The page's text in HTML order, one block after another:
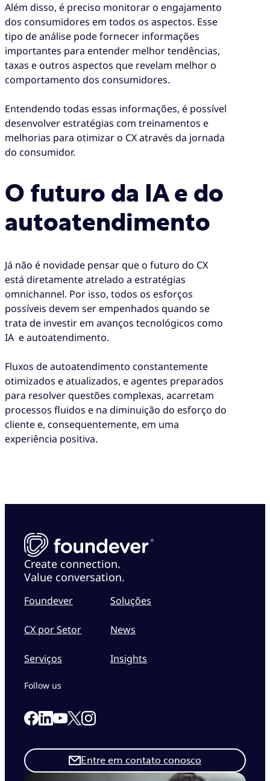
Além disso, é preciso monitorar o engajamento
dos consumidores em todos os aspectos. Esse
tipo de análise pode fornecer informações
importantes para entender melhor tendências,
taxas e outros aspectos que revelam melhor o
comportamento dos consumidores.
Entendendo todas essas informações, é possível
desenvolver estratégias com treinamentos e
melhorias para otimizar o CX através da jornada
do consumidor.
O futuro da IA e do
autoatendimento
Já não é novidade pensar que o futuro do CX
está diretamente atrelado a estratégias
omnichannel. Por isso, todos os esforços
possíveis devem ser empenhados quando se
trata de investir em avanços tecnológicos como
IA e autoatendimento.
Fluxos de autoatendimento constantemente
otimizados e atualizados, e agentes preparados
para resolver questões complexas, acarretam
processos fluidos e na diminuição do esforço do
cliente e, consequentemente, em uma
experiência positiva.
Create connection.
Value conversation.
Foundever
CX por Setor
Serviços
Soluções
News
Insights
Entre em contato conosco
Follow us
Link to our Facebook page
Link to our Linkedin page
Link to our Youtube page
Link to our X page
Link to our Instagram page